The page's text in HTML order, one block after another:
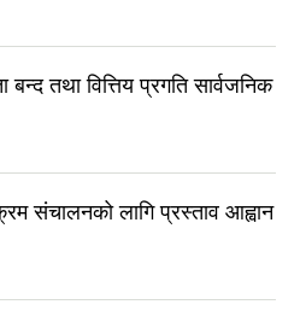
तथा वित्तिय प्रगति सार्वजनिक
संचालनको लागि प्रस्ताव आह्वान